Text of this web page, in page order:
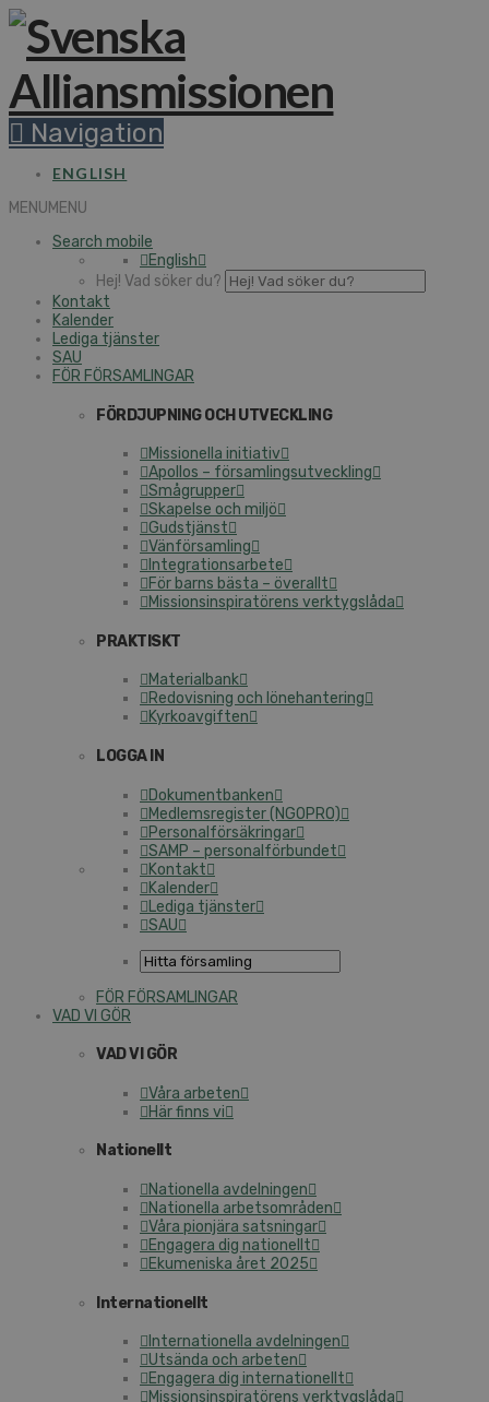
Navigation
ENGLISH
MENUMENU
Search mobile
English
Hej! Vad söker du?
Kontakt
Kalender
Lediga tjänster
SAU
FÖR FÖRSAMLINGAR
FÖRDJUPNING OCH UTVECKLING
Missionella initiativ
Apollos – församlingsutveckling
Smågrupper
Skapelse och miljö
Gudstjänst
Vänförsamling
Integrationsarbete
För barns bästa – överallt
Missionsinspiratörens verktygslåda
PRAKTISKT
Materialbank
Redovisning och lönehantering
Kyrkoavgiften
LOGGA IN
Dokumentbanken
Medlemsregister (NGOPRO)
Personalförsäkringar
SAMP – personalförbundet
Kontakt
Kalender
Lediga tjänster
SAU
FÖR FÖRSAMLINGAR
VAD VI GÖR
VAD VI GÖR
Våra arbeten
Här finns vi
Nationellt
Nationella avdelningen
Nationella arbetsområden
Våra pionjära satsningar
Engagera dig nationellt
Ekumeniska året 2025
Internationellt
Internationella avdelningen
Utsända och arbeten
Engagera dig internationellt
Missionsinspiratörens verktygslåda